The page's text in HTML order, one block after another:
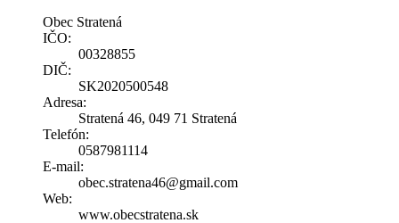
Obec Stratená
IČO:
00328855
DIČ:
SK2020500548
Adresa:
Stratená 46, 049 71 Stratená
Telefón:
0587981114
E-mail:
obec.stratena46@gmail.com
Web:
www.obecstratena.sk